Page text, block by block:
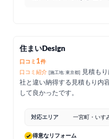
住まいDesign
口コミ 1件
口コミ紹介 [施工地: 東京都]
見積も
社と違い納得する見積もり内
して良かったです。
対応エリア 一宮町・いす
得意なリフォーム